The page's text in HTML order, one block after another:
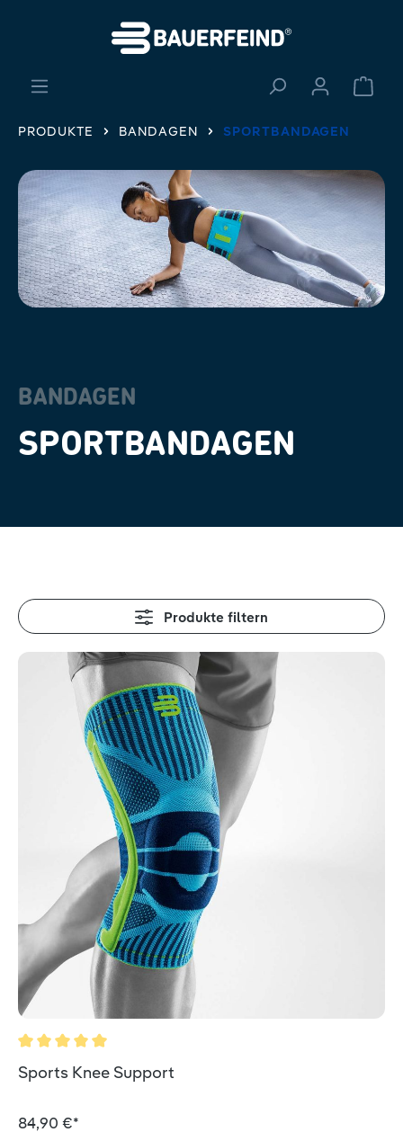
PRODUKTE BANDAGEN SPORTBANDAGEN
BANDAGEN
SPORTBANDAGEN
Produkte filtern
Durchschnittliche Bewertung von 5 von 5 Sternen
Sports Knee Support
84,90 €*